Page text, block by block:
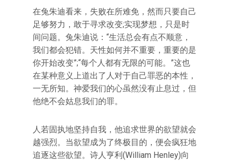
在兔朱迪看来，失败在所难免，然而只要自己
足够努力，敢于寻求改变;实现梦想，只是时
间问题。兔朱迪说：“生活总会有点不顺意，
我们都会犯错。天性如何并不重要，重要的是
你开始改变”;“每个人都有无限的可能。”这也
在某种意义上道出了人对于自己罪恶的本性，
一无所知。神爱我们的心虽然没有止息过，但
他绝不会姑息我们的罪。
人若固执地坚持自我，他追求世界的欲望就会
越强烈。当欲望成为了终极目的，便会疯狂地
追逐这些欲望。诗人亨利(William Henley)向